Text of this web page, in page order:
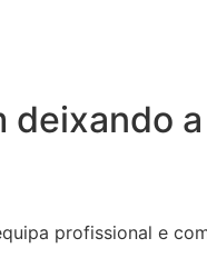
profissional e